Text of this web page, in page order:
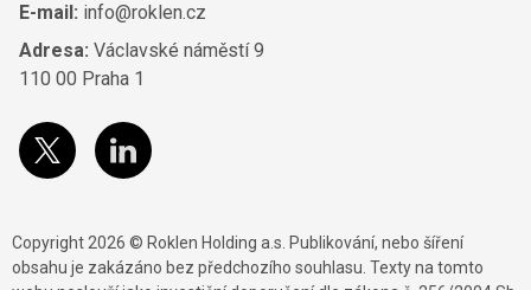
E-mail: info@roklen.cz
Adresa: Václavské náměstí 9
110 00 Praha 1
Copyright 2026 © Roklen Holding a.s. Publikování, nebo šíření
obsahu je zakázáno bez předchozího souhlasu. Texty na tomto